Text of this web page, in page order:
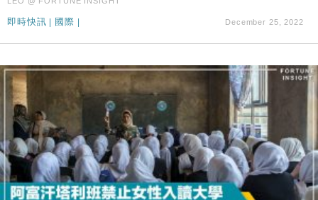
即時快訊 | 國際 | December 25, 2022